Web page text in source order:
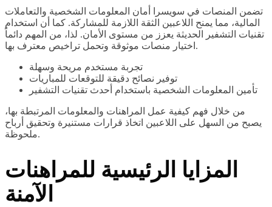
تضمن المنصات في سويسرا أمان المعلومات الشخصية والتعاملات
المالية، مما يمنح اللاعبين الثقة اللازمة للمشاركة. كما أن استخدام
تقنيات التشفير الحديثة يعزز من مستوى الأمان. لذا، من المهم دائماً
اختيار منصات موثوقة وتحمل تراخيص معترف بها.
تجربة مستخدم مريحة وسهلة
توفير نصائح دقيقة للتوقعات للمباريات
تأمين المعلومات الشخصية باستخدام أحدث تقنيات التشفير
من خلال فهم كيفية عمل المراهنات والمعلومات المرتبطة بها،
يصبح من السهل على اللاعبين اتخاذ قرارات مستنيرة وتحقيق أرباح
ملحوظة.
المزايا الرئيسية للمراهنات
الآمنة